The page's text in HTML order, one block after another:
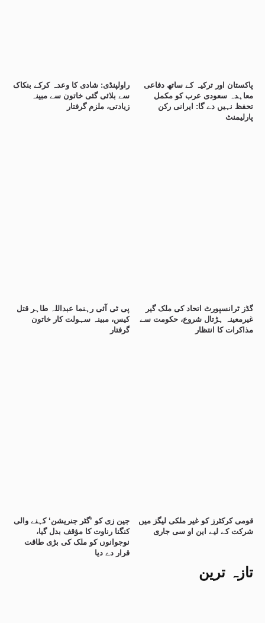
تازہ ترین
راولپنڈی: شادی کا وعدہ کرکے بنکاک
سے بلائی گئی خاتون سے مبینہ
زیادتی، ملزم گرفتار
پاکستان اور ترکیہ کے ساتھ دفاعی
معاہدہ سعودی عرب کو مکمل
تحفظ نہیں دے گا: ایرانی رکن
پارلیمنٹ
پی ٹی آئی رہنما عبداللہ طاہر قتل
کیس، مبینہ سہولت کار خاتون
گرفتار
گڈز ٹرانسپورٹ اتحاد کی ملک گیر
غیرمعینہ ہڑتال شروع، حکومت سے
مذاکرات کا انتظار
جین زی کو ’گٹر جنریشن‘ کہنے والی
کنگنا رناوت کا مؤقف بدل گیا،
نوجوانوں کو ملک کی بڑی طاقت
قرار دے دیا
قومی کرکٹرز کو غیر ملکی لیگز میں
شرکت کے لیے این او سی جاری